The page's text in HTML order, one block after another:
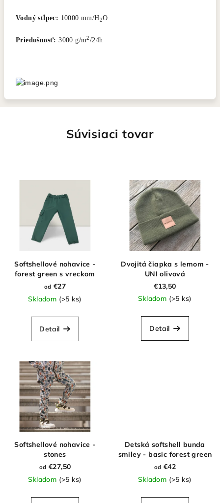
Vodný stĺpec: 10000 mm/H2O
Priedušnosť: 3000 g/m2/24h
Súvisiaci tovar
Softshellové nohavice -
forest green s vreckom
od €27
Skladom (>5 ks)
Detail
Dvojitá čiapka s lemom -
UNI olivová
€13,50
Skladom (>5 ks)
Detail
Softshellové nohavice -
stones
od €27,50
Skladom (>5 ks)
Detská softshell bunda
smiley - basic forest green
od €42
Skladom (>5 ks)